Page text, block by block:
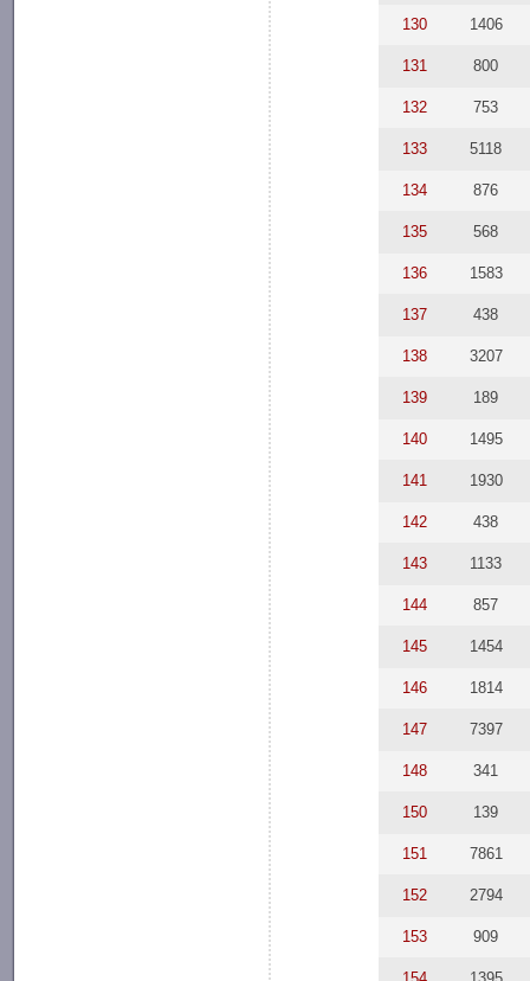
130 1406
131 800
132 753
133 5118
134 876
135 568
136 1583
137 438
138 3207
139 189
140 1495
141 1930
142 438
143 1133
144 857
145 1454
146 1814
147 7397
148 341
150 139
151 7861
152 2794
153 909